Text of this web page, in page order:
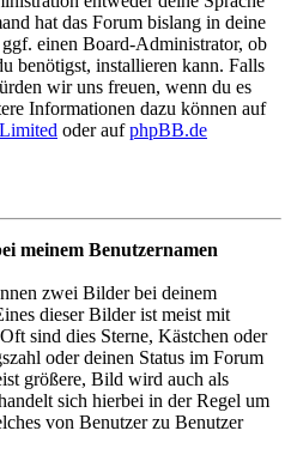
hat das Forum bislang in deine
ggf. einen Board-Administrator, ob
benötigst, installieren kann. Falls
wir uns freuen, wenn du es
Informationen dazu können auf
oder aufphpBB.de
meinem Benutzernamen
zwei Bilder bei deinem
dieser Bilder ist meist mit
sind dies Sterne, Kästchen oder
oder deinen Status im Forum
größere, Bild wird auch als
sich hierbei in der Regel um
von Benutzer zu Benutzer